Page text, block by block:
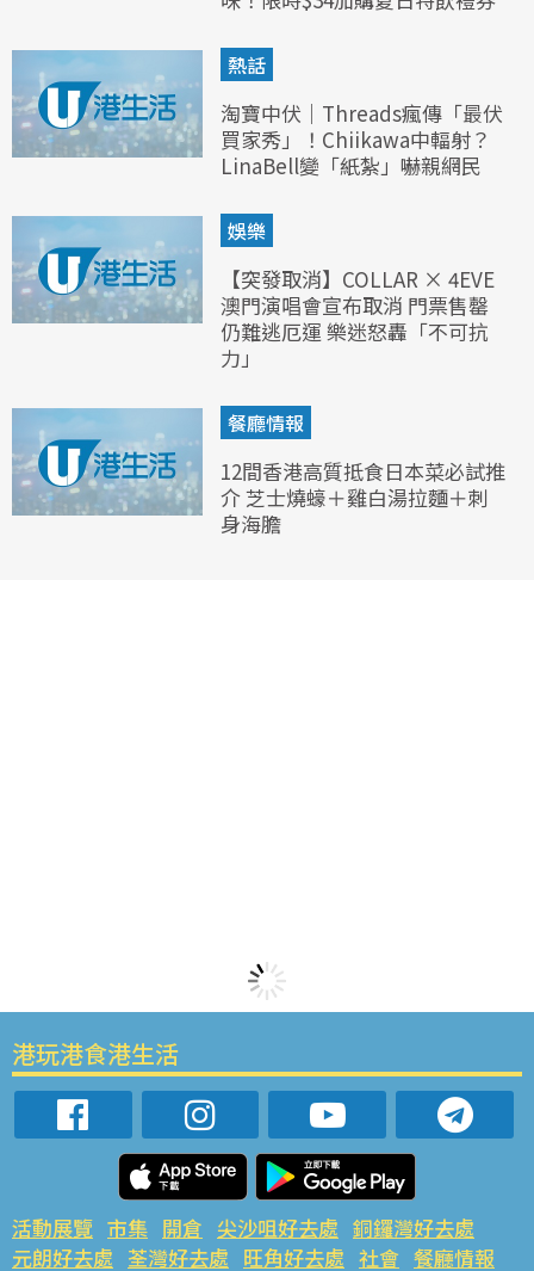
熱話
淘寶中伏｜Threads瘋傳「最伏
買家秀」！Chiikawa中輻射？
LinaBell變「紙紮」嚇親網民
娛樂
【突發取消】COLLAR × 4EVE
澳門演唱會宣布取消 門票售罄
仍難逃厄運 樂迷怒轟「不可抗
力」
餐廳情報
12間香港高質抵食日本菜必試推
介 芝士燒蠔＋雞白湯拉麵＋刺
身海膽
港玩港食港生活
活動展覽 市集 開倉 尖沙咀好去處 銅鑼灣好去處
元朗好去處 荃灣好去處 旺角好去處 社會 餐廳情報